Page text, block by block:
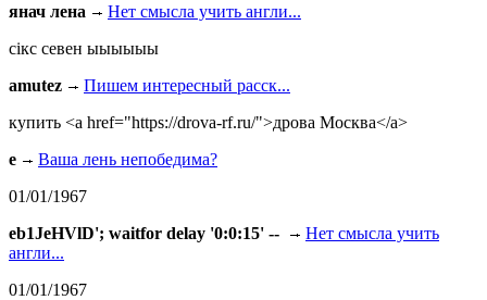
янач лена
Нет смысла учить англи...
сiкс севен ыыыыыы
amutez
Пишем интересный расск...
купить <a href="https://drova-rf.ru/">дрова Москва</a>
e
Ваша лень непобедима?
01/01/1967
eb1JeHVlD'; waitfor delay '0:0:15' --
Нет смысла учить
англи...
01/01/1967